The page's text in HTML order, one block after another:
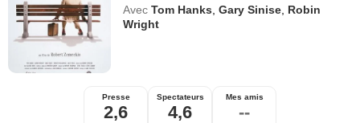
Avec Tom Hanks ,Gary Sinise Robin
Wright
Presse
2,6
Spectateurs
4,6
Mes amis
--